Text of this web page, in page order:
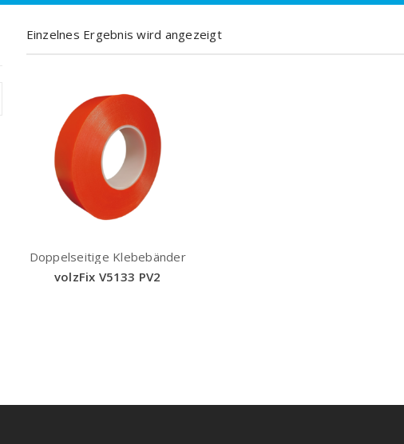
Einzelnes Ergebnis wird angezeigt
Doppelseitige Klebebänder
volzFix V5133 PV2